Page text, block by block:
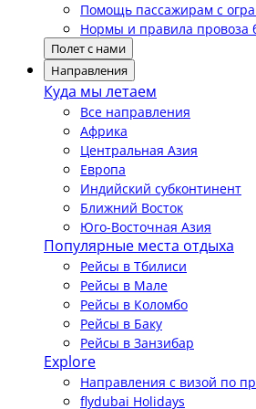
Помощь пассажирам с
Нормы и правила провоза
Полет с нами
Направления
Куда мы летаем
Все направления
Африка
Центральная Азия
Европа
Индийский субконтинент
Ближний Восток
Юго-Восточная Азия
Популярные места отдыха
Рейсы в Тбилиси
Рейсы в Мале
Рейсы в Коломбо
Рейсы в Баку
Рейсы в Занзибар
Explore
Направления с визой по
flydubai Holidays